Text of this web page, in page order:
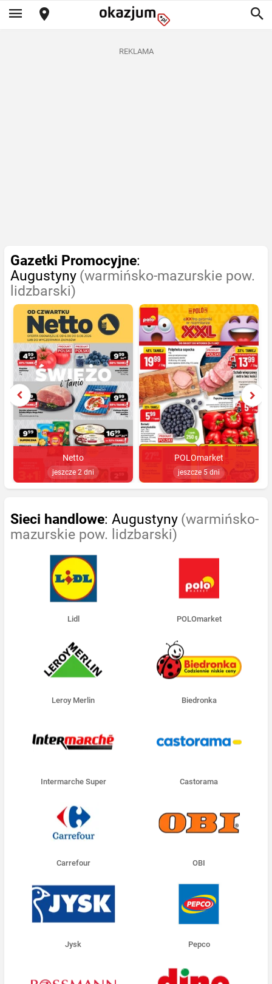
REKLAMA
Gazetki Promocyjne:
Augustyny (warmińsko-mazurskie pow.
lidzbarski)
Netto
jeszcze 2 dni
POLOmarket
jeszcze 5 dni
Sieci handlowe: Augustyny (warmińsko-
mazurskie pow. lidzbarski)
Lidl POLOmarket
Leroy Merlin Biedronka
Intermarche Super Castorama
Carrefour OBI
Jysk Pepco